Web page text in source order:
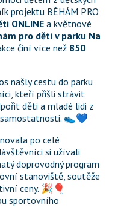
projektu BĚHÁM PRO
ONLINE a květnové
pro děti v parku Na
činí více než 850
našly cestu do parku
kteří přišli strávit
děti a mladé lidi z
samostatnosti. 👟💙
po celé
si užívali
doprovodný program
stanoviště, soutěže
ceny. 🎉🎈
sportovního